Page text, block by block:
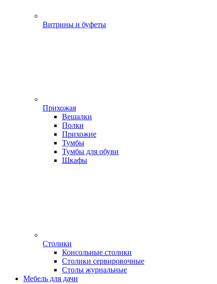
Витрины и буфеты
Прихожая
Вешалки
Полки
Прихожие
Тумбы
Тумбы для обуви
Шкафы
Столики
Консольные столики
Столики сервировочные
Столы журнальные
Мебель для дачи